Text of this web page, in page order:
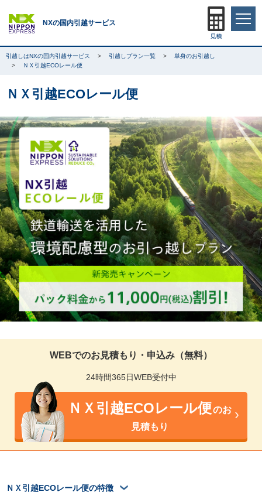
NXの国内引越サービス
引越しはNXの国内引越サービス 引越しプラン一覧
単身のお引越し
ＮＸ引越ECOレール便
ＮＸ引越ECOレール便
WEBでのお見積もり・申込み（無料）
24時間365日WEB受付中
ＮＸ引越ECOレール便のお
見積もり
ＮＸ引越ECOレール便の特徴